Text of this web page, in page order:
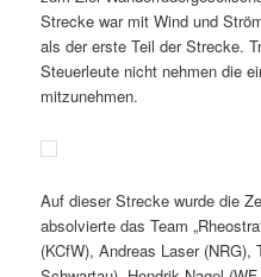
Strecke war mit Wind und
als der erste Teil der Strecke.
Steuerleute nicht nehmen die
mitzunehmen.
Auf dieser Strecke wurde die
absolvierte das Team
(KCfW), Andreas Laser (NRG),